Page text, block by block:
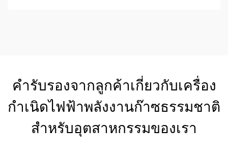
คำรับรองจากลูกค้าเกี่ยวกับเครื่อง
กำเนิดไฟฟ้าพลังงานก๊าซธรรมชาติ
สำหรับอุตสาหกรรมของเรา